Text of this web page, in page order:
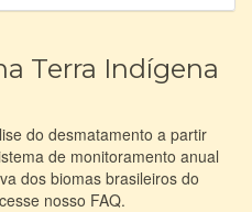
Terra Indígena
do desmatamento a partir
de monitoramento anual
dos biomas brasileiros do
nosso FAQ.